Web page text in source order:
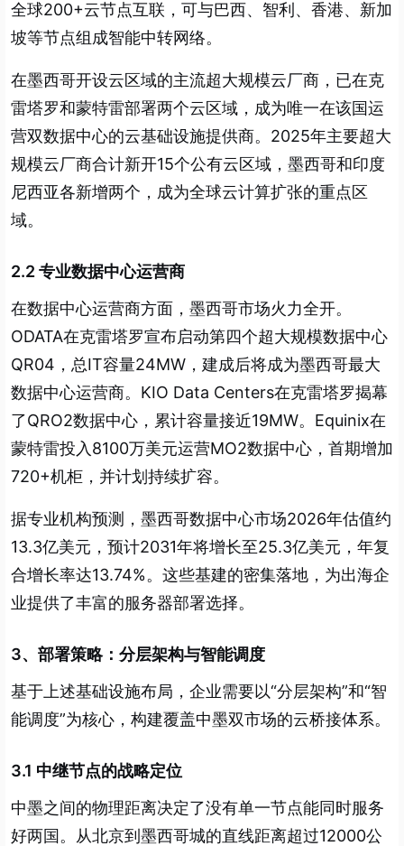
全球200+云节点互联，可与巴西、智利、香港、新加
坡等节点组成智能中转网络。
在墨西哥开设云区域的主流超大规模云厂商，已在克
雷塔罗和蒙特雷部署两个云区域，成为唯一在该国运
营双数据中心的云基础设施提供商。2025年主要超大
规模云厂商合计新开15个公有云区域，墨西哥和印度
尼西亚各新增两个，成为全球云计算扩张的重点区
域。
2.2 专业数据中心运营商
在数据中心运营商方面，墨西哥市场火力全开。
ODATA在克雷塔罗宣布启动第四个超大规模数据中心
QR04，总IT容量24MW，建成后将成为墨西哥最大
数据中心运营商。KIO Data Centers在克雷塔罗揭幕
了QRO2数据中心，累计容量接近19MW。Equinix在
蒙特雷投入8100万美元运营MO2数据中心，首期增加
720+机柜，并计划持续扩容。
据专业机构预测，墨西哥数据中心市场2026年估值约
13.3亿美元，预计2031年将增长至25.3亿美元，年复
合增长率达13.74%。这些基建的密集落地，为出海企
业提供了丰富的服务器部署选择。
3、部署策略：分层架构与智能调度
基于上述基础设施布局，企业需要以“分层架构”和“智
能调度”为核心，构建覆盖中墨双市场的云桥接体系。
3.1 中继节点的战略定位
中墨之间的物理距离决定了没有单一节点能同时服务
好两国。从北京到墨西哥城的直线距离超过12000公